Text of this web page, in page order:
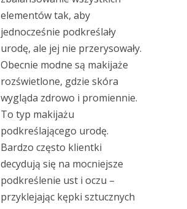
elementów tak, aby
jednocześnie podkreślały
urodę, ale jej nie przerysowały.
Obecnie modne są makijaże
rozświetlone, gdzie skóra
wygląda zdrowo i promiennie.
To typ makijażu
podkreślającego urodę.
Bardzo często klientki
decydują się na mocniejsze
podkreślenie ust i oczu –
przyklejając kępki sztucznych